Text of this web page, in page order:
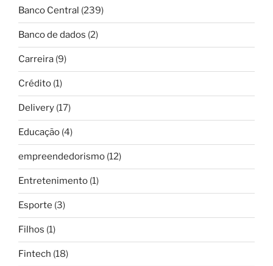
Banco Central (239)
Banco de dados (2)
Carreira (9)
Crédito (1)
Delivery (17)
Educação (4)
empreendedorismo (12)
Entretenimento (1)
Esporte (3)
Filhos (1)
Fintech (18)